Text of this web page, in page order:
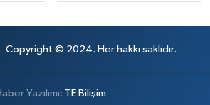
Copyright © 2024. Her hakkı saklıdır.
Yazılımı: TE Bilişim